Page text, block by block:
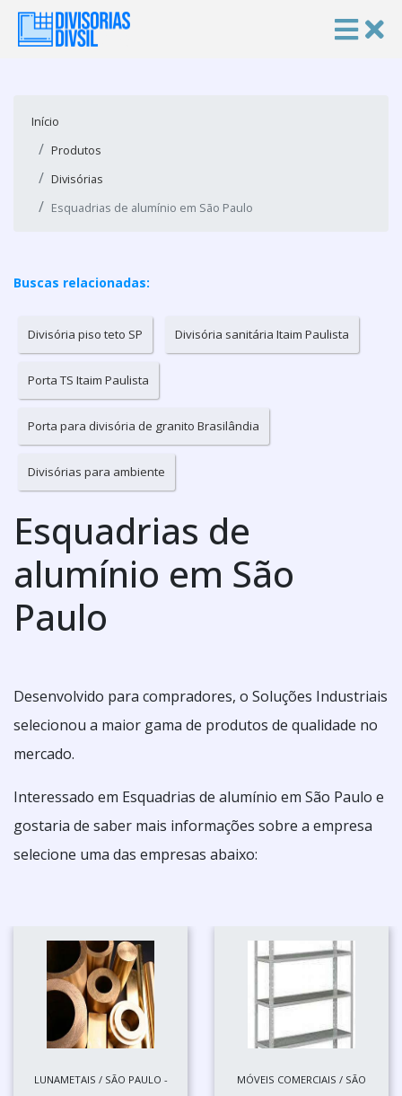
Início
Produtos
Divisórias
Esquadrias de alumínio em São Paulo
Buscas relacionadas:
Divisória piso teto SP Divisória sanitária Itaim Paulista
Porta TS Itaim Paulista
Porta para divisória de granito Brasilândia
Divisórias para ambiente
Esquadrias de
alumínio em São
Paulo
Desenvolvido para compradores, o Soluções Industriais
selecionou a maior gama de produtos de qualidade no
mercado.
Interessado em Esquadrias de alumínio em São Paulo e
gostaria de saber mais informações sobre a empresa
selecione uma das empresas abaixo:
LUNAMETAIS / SÃO PAULO -
MÓVEIS COMERCIAIS / SÃO